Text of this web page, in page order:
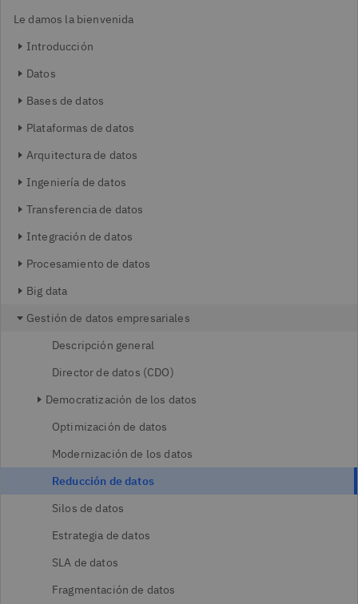
Le damos la bienvenida
Introducción
Datos
Bases de datos
Plataformas de datos
Arquitectura de datos
Ingeniería de datos
Transferencia de datos
Integración de datos
Procesamiento de datos
Big data
Gestión de datos empresariales
Descripción general
Director de datos (CDO)
Democratización de los datos
Optimización de datos
Modernización de los datos
Reducción de datos
Silos de datos
Estrategia de datos
SLA de datos
Fragmentación de datos